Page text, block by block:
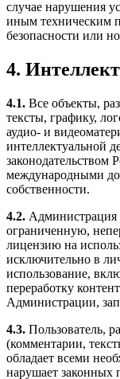
случае нарушения
иным техническим
безопасности или
4.
4.1. Все объекты,
тексты, графику,
аудио- и
интеллектуальной
законодательством
международными
собственности.
4.2. Администрация
ограниченную,
лицензию на
исключительно в
использование,
переработку
Администрации,
4.3. Пользователь,
(комментарии,
обладает всеми
нарушает законных